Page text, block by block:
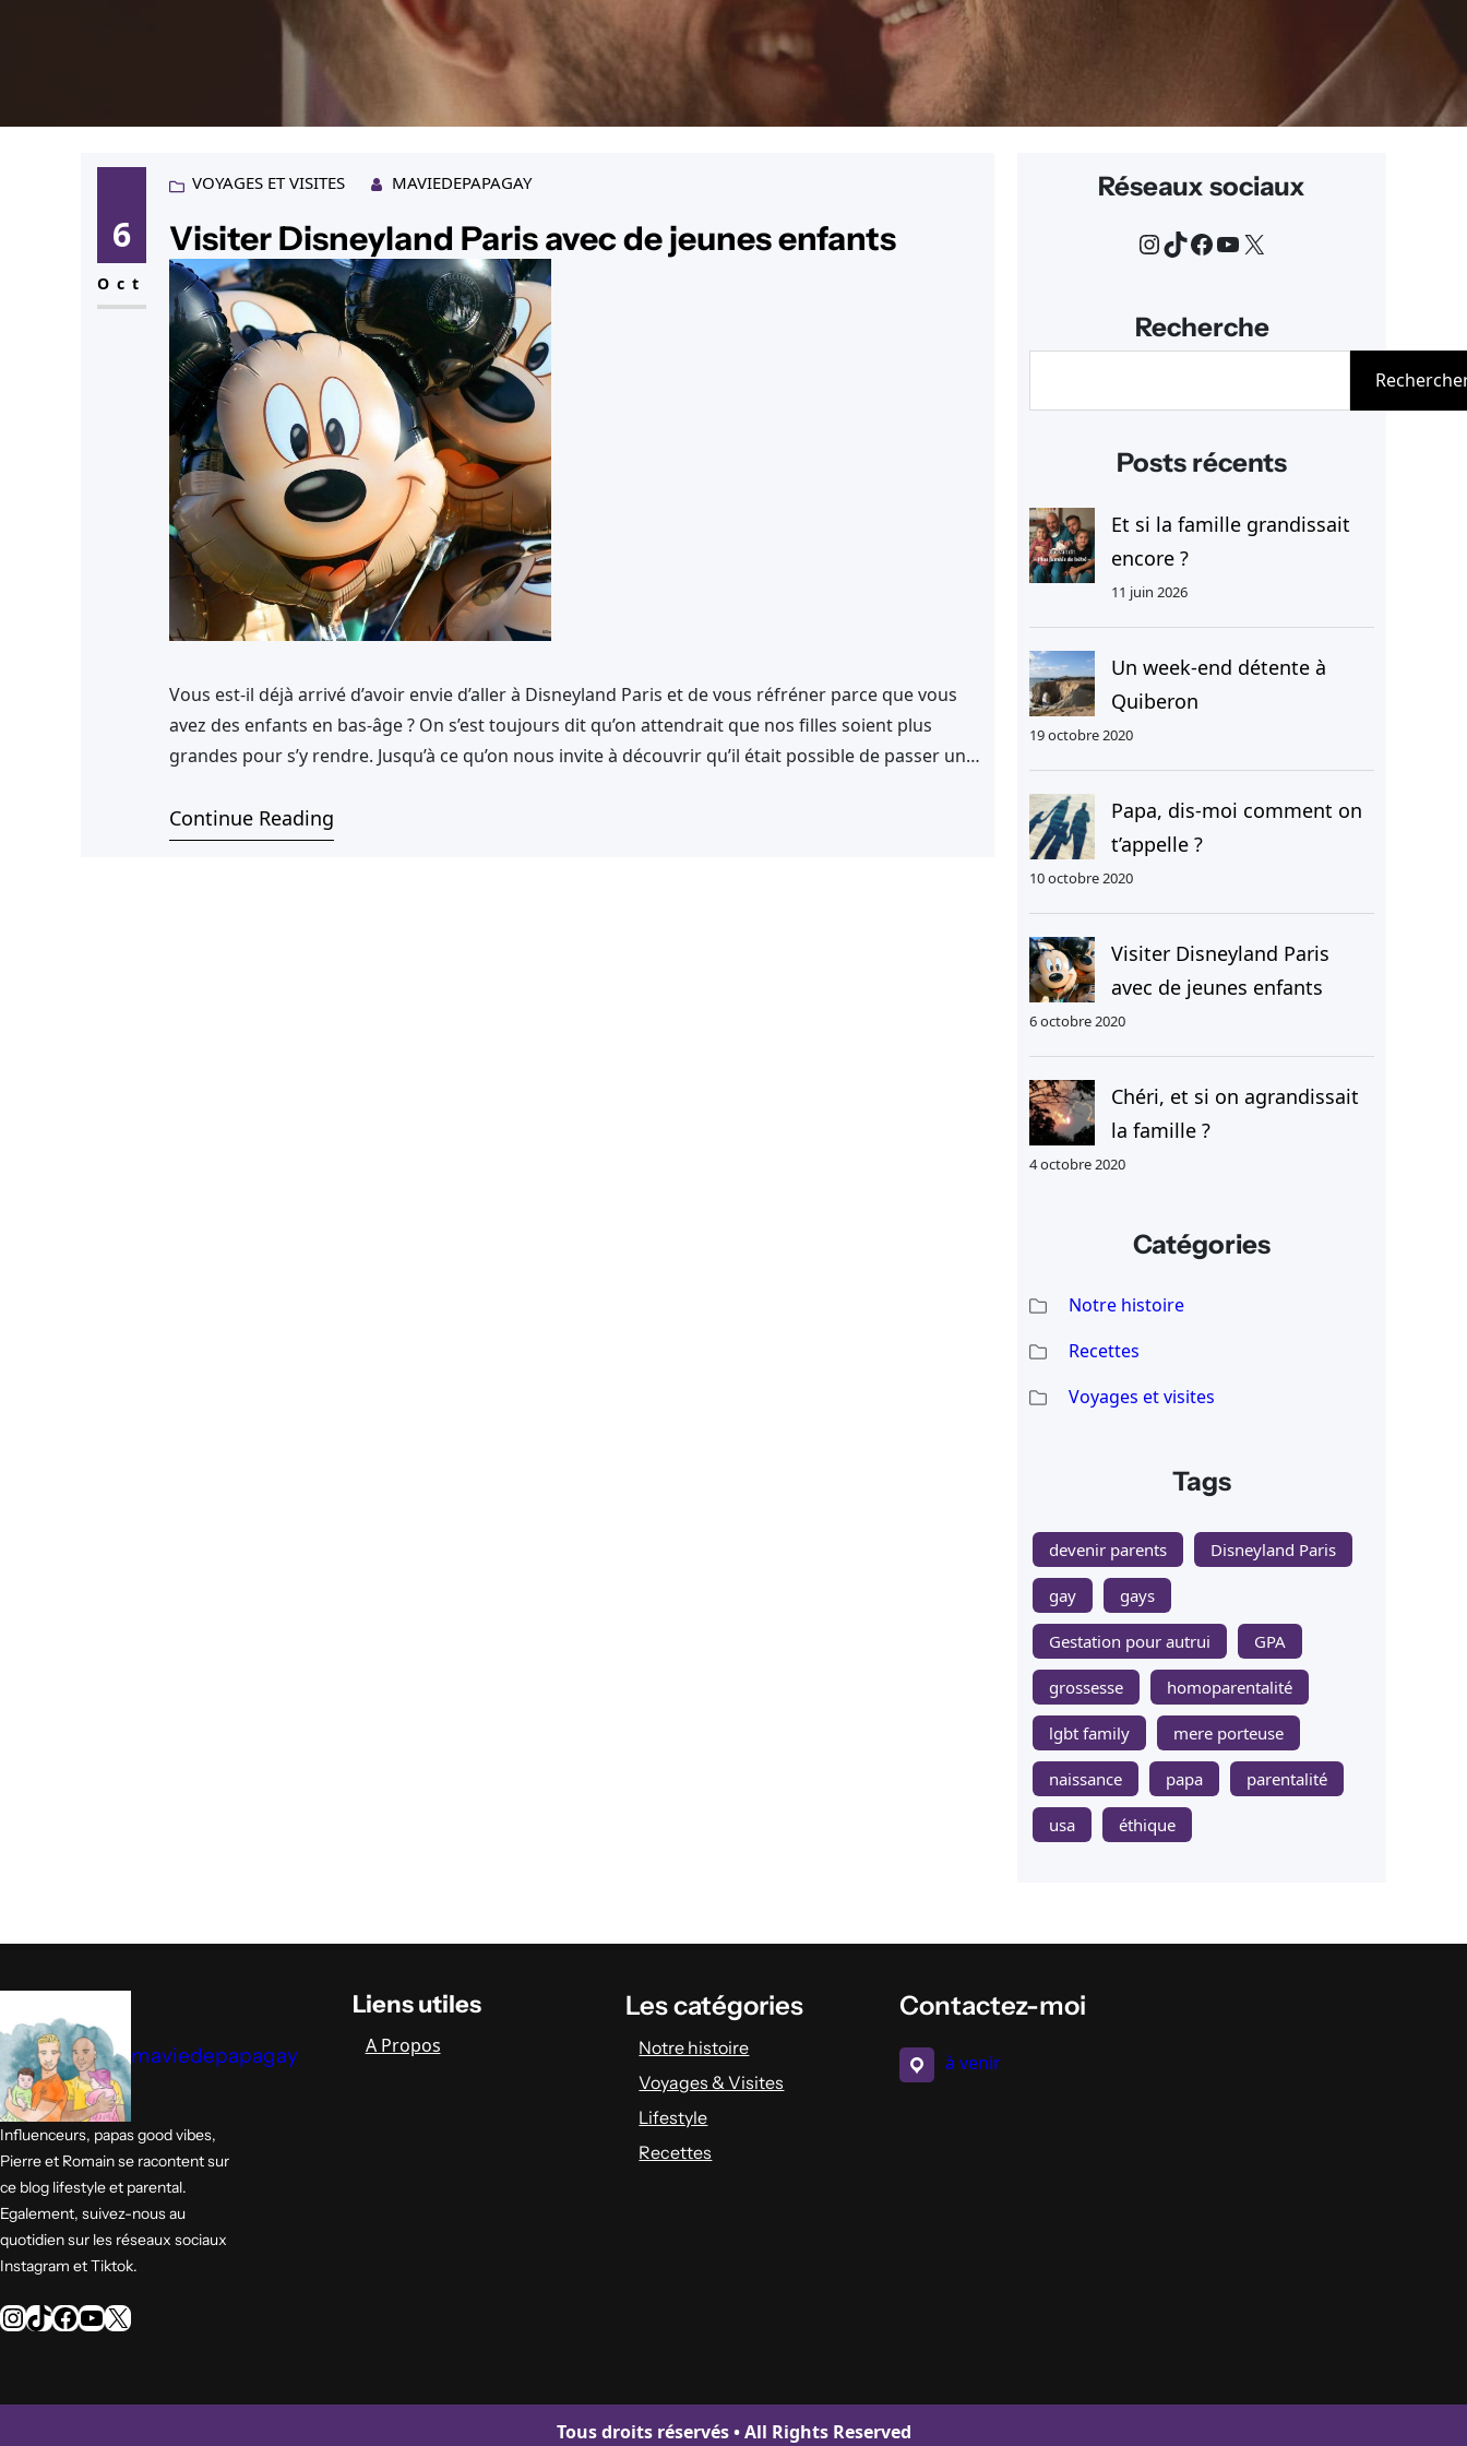
6
Oct
VOYAGES ET VISITES MAVIEDEPAPAGAY
Visiter Disneyland Paris avec de jeunes enfants
Vous est-il déjà arrivé d’avoir envie d’aller à Disneyland Paris et de vous réfréner parce que vous
avez des enfants en bas-âge ? On s’est toujours dit qu’on attendrait que nos filles soient plus
grandes pour s’y rendre. Jusqu’à ce qu’on nous invite à découvrir qu’il était possible de passer un
Continue Reading
Réseaux sociaux
InstagramTikTok Facebook YouTube X
Recherche
r
c
h
Posts récents
Et si la famille grandissait
encore ?
11 juin 2026
Un week-end détente à
Quiberon
19 octobre 2020
Papa, dis-moi comment on
t’appelle ?
10 octobre 2020
Visiter Disneyland Paris
avec de jeunes enfants
6 octobre 2020
Chéri, et si on agrandissait
la famille ?
4 octobre 2020
Catégories
Notre histoire
Recettes
Voyages et visites
Tags
devenir parents Disneyland Paris
gay gays
Gestation pour autrui GPA
grossesse homoparentalité
lgbt family mere porteuse
naissance papa parentalité
usa éthique
maviedepapagay
Influenceurs, papas good vibes,
Pierre et Romain se racontent sur
ce blog lifestyle et parental.
Egalement, suivez-nous au
quotidien sur les réseaux sociaux
Instagram et Tiktok.
InstagramTikTok Facebook YouTube X
Liens utiles
A Propos
Les catégories
Notre histoire
Voyages & Visites
Lifestyle
Recettes
Contactez-moi
à venir
Tous droits réservés • All Rights Reserved